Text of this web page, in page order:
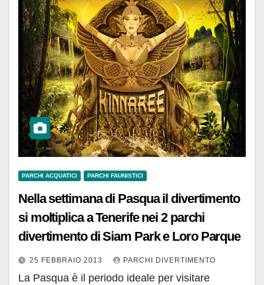
PARCHI ACQUATICI PARCHI FAUNISTICI
Nella settimana di Pasqua il divertimento
si moltiplica a Tenerife nei 2 parchi
divertimento di Siam Park e Loro Parque
25 FEBBRAIO 2013 PARCHI DIVERTIMENTO
La Pasqua è il periodo ideale per visitare